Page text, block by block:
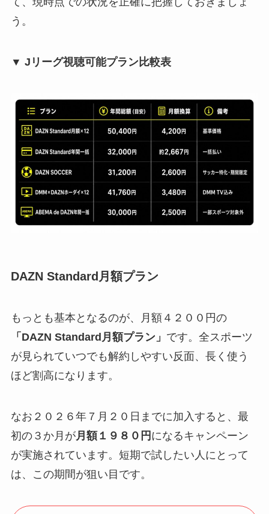
う。
▼ Jリーグ視聴可能プラン比較表
DAZN Standard月額プラン
もっとも基本となるのが、月額４２００円の
「DAZN Standard月額プラン」 です。全スポーツ
が見られていつでも解約しやすい反面、長く使う
ほど割高になります。
なお２０２６年７月２０日までに加入すると、最
初の３か月が月額１９８０円 になるキャンペーン
が実施されています。短期で試したい人にとって
は、この期間が狙い目です。